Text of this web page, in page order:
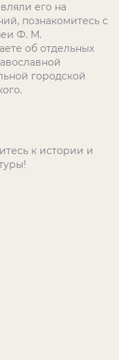
его на
познакомитесь с
Ф. М.
об отдельных
городской
к истории и